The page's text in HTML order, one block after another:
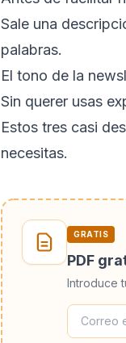
Sale una
palabras.
El tono de la
Sin querer usas
Estos tres casi
necesitas.
GRATIS
PDF
Introduce